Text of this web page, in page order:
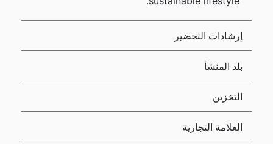
إرشادات التحضير
بلد المنشأ
التخزين
العلامة التجارية